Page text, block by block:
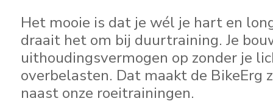
Het mooie is dat je wél je hart en
draait het om bij duurtraining. Je
uithoudingsvermogen op zonder je
overbelasten. Dat maakt de BikeErg
naast onze roeitrainingen.